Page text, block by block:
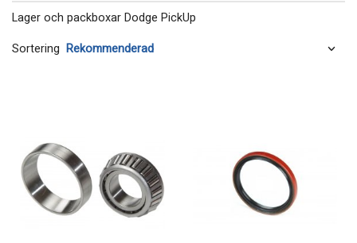
Lager och packboxar Dodge PickUp
Sortering